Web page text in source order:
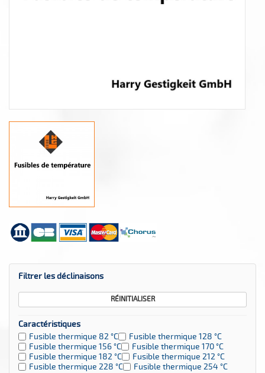
Filtrer les déclinaisons
RÉINITIALISER
Caractéristiques
Fusible thermique 82 °C
Fusible thermique 128 °C
Fusible thermique 156 °C
Fusible thermique 170 °C
Fusible thermique 182 °C
Fusible thermique 212 °C
Fusible thermique 228 °C
Fusible thermique 254 °C